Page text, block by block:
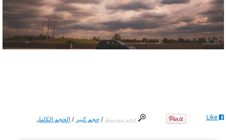
حجم متوسط /حجم كبير /الحجم الكامل Like